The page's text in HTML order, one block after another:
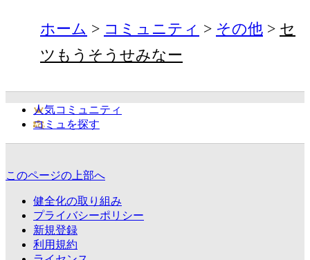
ホーム コミュニティ その他
セ
ツもうそうせみなー
人気コミュニティ
コミュを探す
このページの上部へ
健全化の取り組み
プライバシーポリシー
新規登録
利用規約